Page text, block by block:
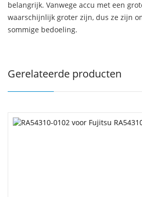
belangrijk. Vanwege accu met een
waarschijnlijk groter zijn, dus ze zijn
sommige bedoeling.
Gerelateerde producten